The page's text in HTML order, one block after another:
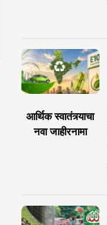
आर्थिक स्वातंत्र्याचा
नवा जाहीरनामा